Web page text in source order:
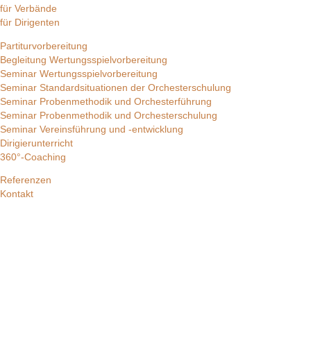
für Verbände
für Dirigenten
Partiturvorbereitung
Begleitung Wertungsspielvorbereitung
Seminar Wertungsspielvorbereitung
Seminar Standardsituationen der Orchesterschulung
Seminar Probenmethodik und Orchesterführung
Seminar Probenmethodik und Orchesterschulung
Seminar Vereinsführung und -entwicklung
Dirigierunterricht
360°-Coaching
Referenzen
Kontakt